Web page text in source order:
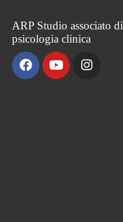
ARP Studio associato di
psicologia clinica